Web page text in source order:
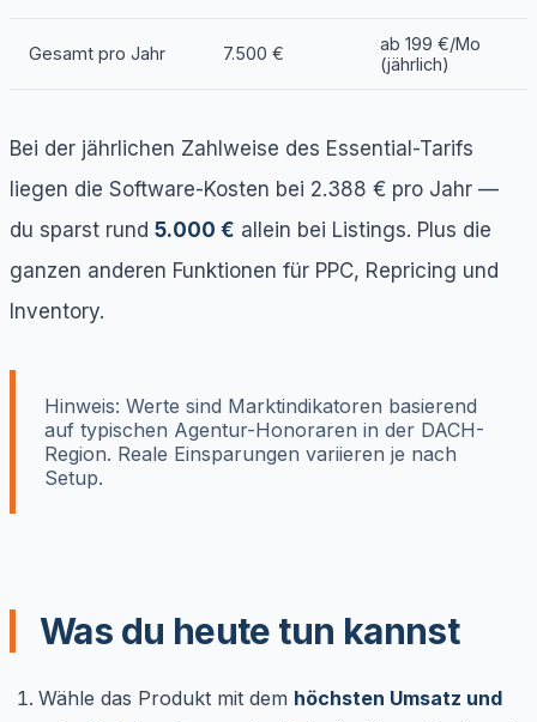
Gesamt pro Jahr 7.500 €
ab 199 €/Mo
(jährlich)
Bei der jährlichen Zahlweise des Essential-Tarifs
liegen die Software-Kosten bei 2.388 € pro Jahr —
du sparst rund 5.000 € allein bei Listings. Plus die
ganzen anderen Funktionen für PPC, Repricing und
Inventory.
Hinweis: Werte sind Marktindikatoren basierend
auf typischen Agentur-Honoraren in der DACH-
Region. Reale Einsparungen variieren je nach
Setup.
Was du heute tun kannst
Wähle das Produkt mit dem höchsten Umsatz und